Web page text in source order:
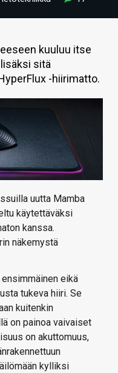
kuuluu itse
sitä
-hiirimatto.
uutta Mamba
käytettäväksi
kanssa.
näkemystä
eikä
tukeva hiiri. Se
kuitenkin
on painoa vaivaiset
on akuttomuus,
kylliksi